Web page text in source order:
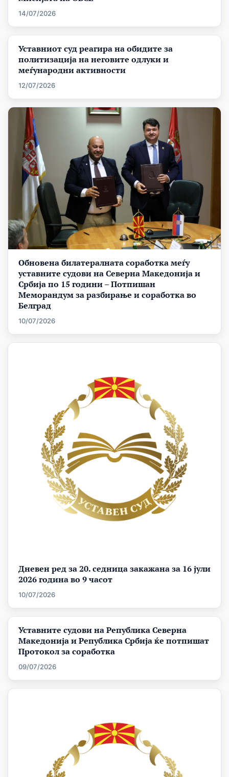
14/07/2026
Уставниот суд реагира на обидите за
политизација на неговите одлуки и
меѓународни активности
12/07/2026
Обновена билатералната соработка меѓу
уставните судови на Северна Македонија и
Србија по 15 години – Потпишан
Меморандум за разбирање и соработка во
Белград
10/07/2026
Дневен ред за 20. седница закажана за 16 јули
2026 година во 9 часот
10/07/2026
Уставните судови на Република Северна
Македонија и Република Србија ќе потпишат
Протокол за соработка
09/07/2026